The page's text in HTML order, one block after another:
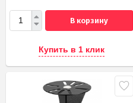
В корзину
Купить в 1 клик